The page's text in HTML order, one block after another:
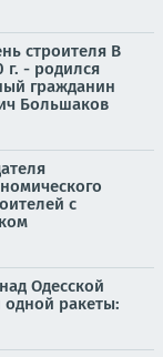
строителя В
г. - родился
гражданин
Большаков
с
Одесской
ракеты: